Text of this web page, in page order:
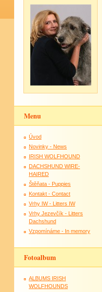
Menu
Úvod
Novinky - News
IRISH WOLFHOUND
DACHSHUND WIRE-
HAIRED
Štěňata - Puppies
Kontakt - Contact
Vrhy IW - Litters IW
Vrhy Jezevčík - Litters
Dachshund
Vzpomínáme - In memory
Fotoalbum
ALBUMS IRISH
WOLFHOUNDS